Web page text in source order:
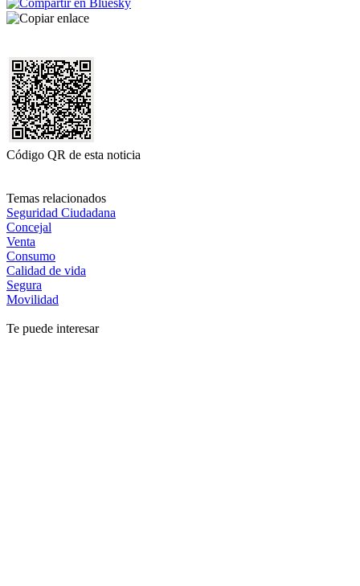
Código QR de esta noticia
Temas relacionados
Seguridad Ciudadana
Concejal
Venta
Consumo
Calidad de vida
Segura
Movilidad
Te puede interesar